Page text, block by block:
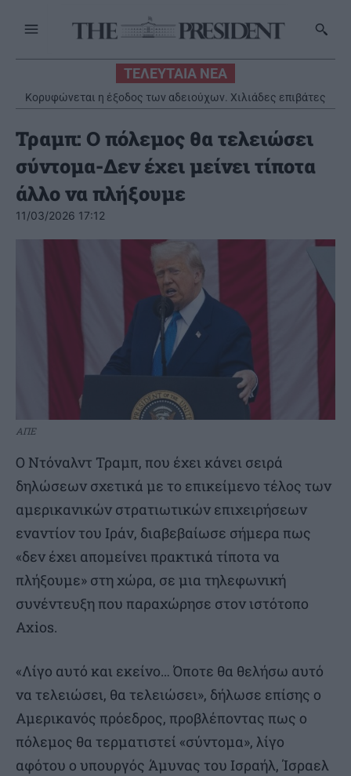
ΤΕΛΕΥΤΑΙΑ ΝΕΑ
Κορυφώνεται η έξοδος των αδειούχων. Χιλιάδες επιβάτες
αναχωρούν από τα λιμάνια
Τραμπ: Ο πόλεμος θα τελειώσει
σύντομα-Δεν έχει μείνει τίποτα
άλλο να πλήξουμε
11/03/2026 17:12
ΑΠΕ
O Ντόναλντ Τραμπ, που έχει κάνει σειρά
δηλώσεων σχετικά με το επικείμενο τέλος των
αμερικανικών στρατιωτικών επιχειρήσεων
εναντίον του Ιράν, διαβεβαίωσε σήμερα πως
«δεν έχει απομείνει πρακτικά τίποτα να
πλήξουμε» στη χώρα, σε μια τηλεφωνική
συνέντευξη που παραχώρησε στον ιστότοπο
Axios.
«Λίγο αυτό και εκείνο… Όποτε θα θελήσω αυτό
να τελειώσει, θα τελειώσει», δήλωσε επίσης ο
Αμερικανός πρόεδρος, προβλέποντας πως ο
πόλεμος θα τερματιστεί «σύντομα», λίγο
αφότου ο υπουργός Άμυνας του Ισραήλ, Ίσραελ